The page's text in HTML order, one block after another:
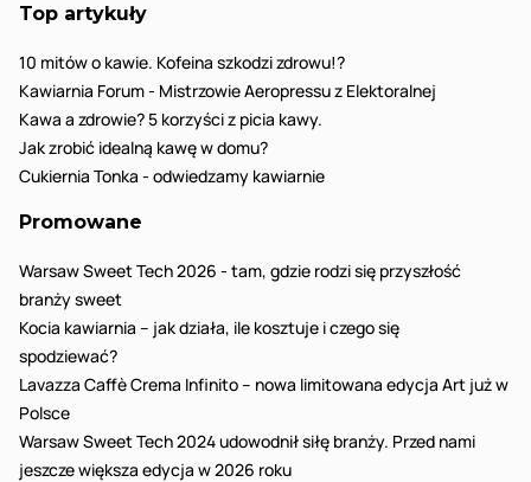
Top artykuły
10 mitów o kawie. Kofeina szkodzi zdrowu!?
Kawiarnia Forum - Mistrzowie Aeropressu z Elektoralnej
Kawa a zdrowie? 5 korzyści z picia kawy.
Jak zrobić idealną kawę w domu?
Cukiernia Tonka - odwiedzamy kawiarnie
Promowane
Warsaw Sweet Tech 2026 - tam, gdzie rodzi się przyszłość
branży sweet
Kocia kawiarnia – jak działa, ile kosztuje i czego się
spodziewać?
Lavazza Caffè Crema Infinito – nowa limitowana edycja Art już w
Polsce
Warsaw Sweet Tech 2024 udowodnił siłę branży. Przed nami
jeszcze większa edycja w 2026 roku